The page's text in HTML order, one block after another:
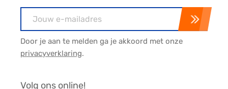
Door je aan te melden ga je akkoord met onze
privacyverklaring.
Volg ons online!